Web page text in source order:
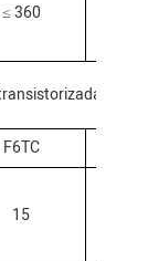
≤360
sem
F6TC
15